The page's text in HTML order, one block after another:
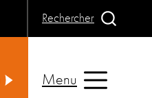
Rechercher
Menu